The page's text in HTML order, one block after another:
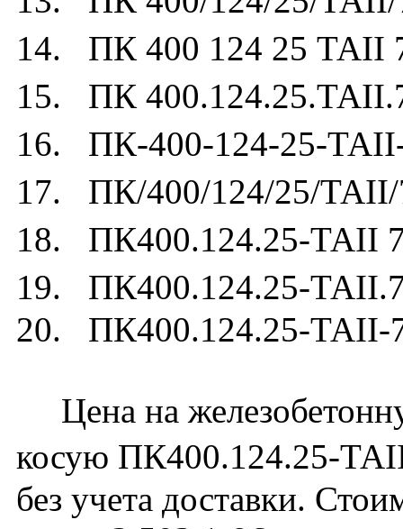
14. ПК 400 124 25 ТАII
15. ПК
16. ПК-400-124-25-
17. ПК/400/124/25/ТАII/
18. ПК400.124.25-ТАII
19. ПК400.124.25-
20. ПК400.124.25-ТАII-
Цена на
косую ПК400.124.25-
без учета доставки.